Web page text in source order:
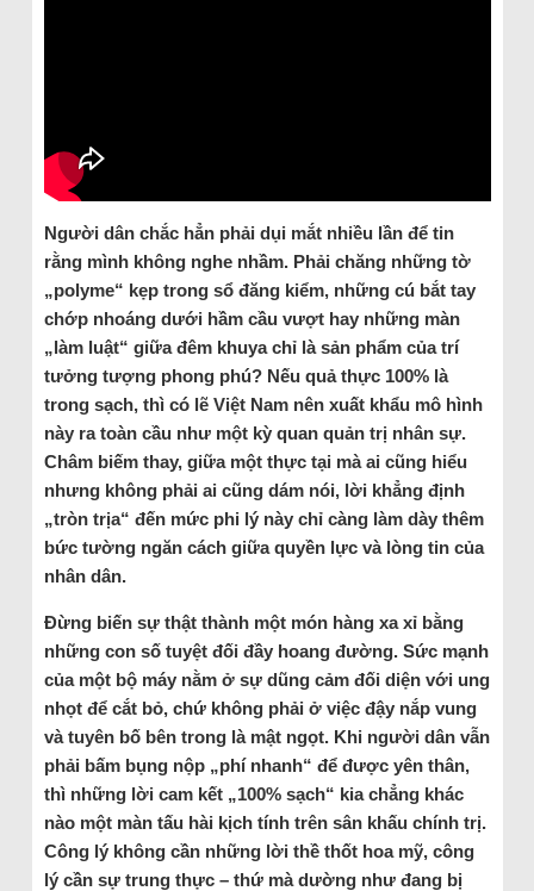
Người dân chắc hẳn phải dụi mắt nhiều lần để tin
rằng mình không nghe nhầm. Phải chăng những tờ
„polyme“ kẹp trong sổ đăng kiểm, những cú bắt tay
chớp nhoáng dưới hầm cầu vượt hay những màn
„làm luật“ giữa đêm khuya chỉ là sản phẩm của trí
tưởng tượng phong phú? Nếu quả thực 100% là
trong sạch, thì có lẽ Việt Nam nên xuất khẩu mô hình
này ra toàn cầu như một kỳ quan quản trị nhân sự.
Châm biếm thay, giữa một thực tại mà ai cũng hiểu
nhưng không phải ai cũng dám nói, lời khẳng định
„tròn trịa“ đến mức phi lý này chỉ càng làm dày thêm
bức tường ngăn cách giữa quyền lực và lòng tin của
nhân dân.
Đừng biến sự thật thành một món hàng xa xỉ bằng
những con số tuyệt đối đầy hoang đường. Sức mạnh
của một bộ máy nằm ở sự dũng cảm đối diện với ung
nhọt để cắt bỏ, chứ không phải ở việc đậy nắp vung
và tuyên bố bên trong là mật ngọt. Khi người dân vẫn
phải bấm bụng nộp „phí nhanh“ để được yên thân,
thì những lời cam kết „100% sạch“ kia chẳng khác
nào một màn tấu hài kịch tính trên sân khấu chính trị.
Công lý không cần những lời thề thốt hoa mỹ, công
lý cần sự trung thực – thứ mà dường như đang bị